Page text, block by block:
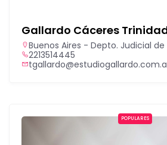
Gallardo Cáceres
Buenos Aires - Depto. Judicial de
2213514445
POPULARES